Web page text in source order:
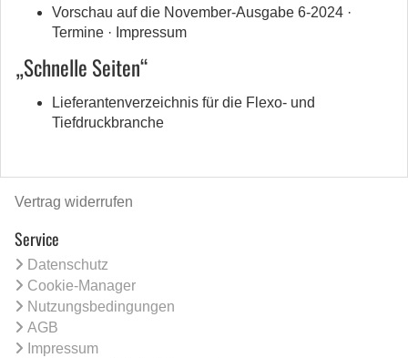
Vorschau auf die November-Ausgabe 6-2024 ·
Termine · Impressum
„Schnelle Seiten“
Lieferantenverzeichnis für die Flexo- und
Tiefdruckbranche
Vertrag widerrufen
Service
Datenschutz
Cookie-Manager
Nutzungsbedingungen
AGB
Impressum